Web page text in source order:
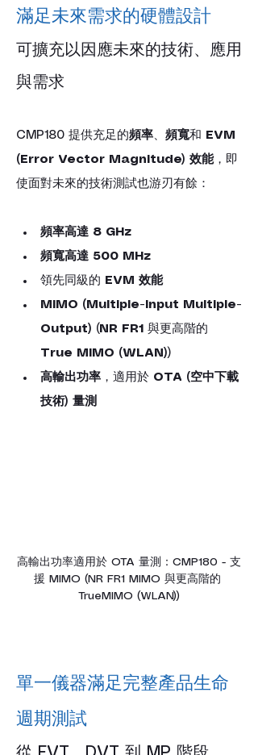
滿足未來需求的硬體設計
可擴充以因應未來的技術、應用
與需求
CMP180 提供充足的頻率、 頻寬和 EVM
(Error Vector Magnitude) 效能，即
使面對未來的技術測試也游刃有餘：
頻率高達 8 GHz
頻寬高達 500 MHz
領先同級的 EVM 效能
MIMO (Multiple-Input Multiple-
Output) ( NR FR1 與更高階的
True MIMO (WLAN))
高輸出功率 ，適用於 OTA (空中下載
技術) 量測
高輸出功率適用於 OTA 量測：CMP180 - 支
援 MIMO (NR FR1 MIMO 與更高階的
TrueMIMO (WLAN))
單一儀器滿足完整產品生命
週期測試